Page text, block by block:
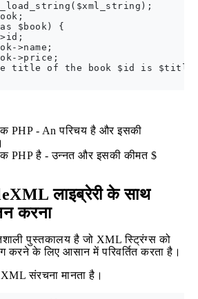
$book) {
>name;
>price;
title of the book $id is
PHP - An परिचय है और इसकी
PHP है - उन्नत और इसकी कीमत $
लाइब्रेरी के साथ
करना
पुस्तकालय है जो XML स्ट्रिंग्स को
करने के लिए आसान में परिवर्तित करता है।
संरचना मानता है।